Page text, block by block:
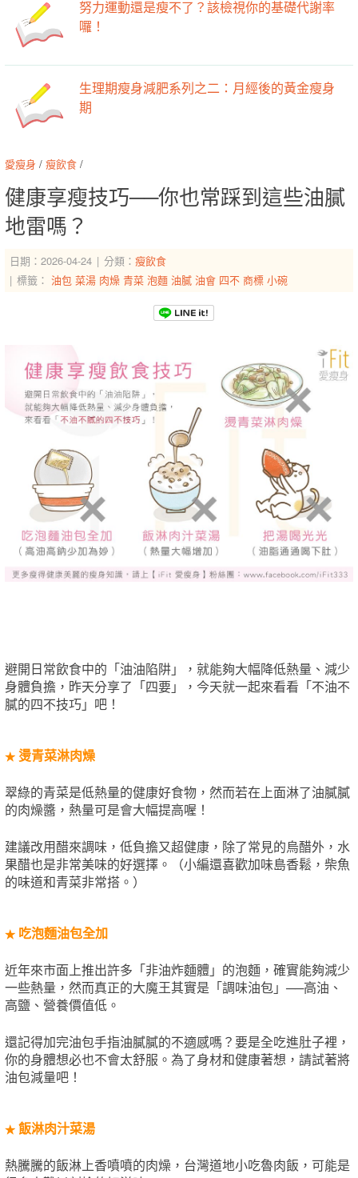
努力運動還是瘦不了？該檢視你的基礎代謝率
囉！
生理期瘦身減肥系列之二：月經後的黃金瘦身
期
愛瘦身 / 瘦飲食 /
健康享瘦技巧──你也常踩到這些油膩
地雷嗎？
日期：2026-04-24 分類： 瘦飲食
標籤： 油包 菜湯 肉燥 青菜 泡麵 油膩 油會 四不 商標 小碗
避開日常飲食中的「油油陷阱」，就能夠大幅降低熱量、減少
身體負擔，昨天分享了「四要」，今天就一起來看看「不油不
膩的四不技巧」吧！
★ 燙青菜淋肉燥
翠綠的青菜是低熱量的健康好食物，然而若在上面淋了油膩膩
的肉燥醬，熱量可是會大幅提高喔！
建議改用醋來調味，低負擔又超健康，除了常見的烏醋外，水
果醋也是非常美味的好選擇。（小編還喜歡加味島香鬆，柴魚
的味道和青菜非常搭。）
★ 吃泡麵油包全加
近年來市面上推出許多「非油炸麵體」的泡麵，確實能夠減少
一些熱量，然而真正的大魔王其實是「調味油包」──高油、
高鹽、營養價值低。
還記得加完油包手指油膩膩的不適感嗎？要是全吃進肚子裡，
你的身體想必也不會太舒服。為了身材和健康著想，請試著將
油包減量吧！
★ 飯淋肉汁菜湯
熱騰騰的飯淋上香噴噴的肉燥，台灣道地小吃魯肉飯，可能是